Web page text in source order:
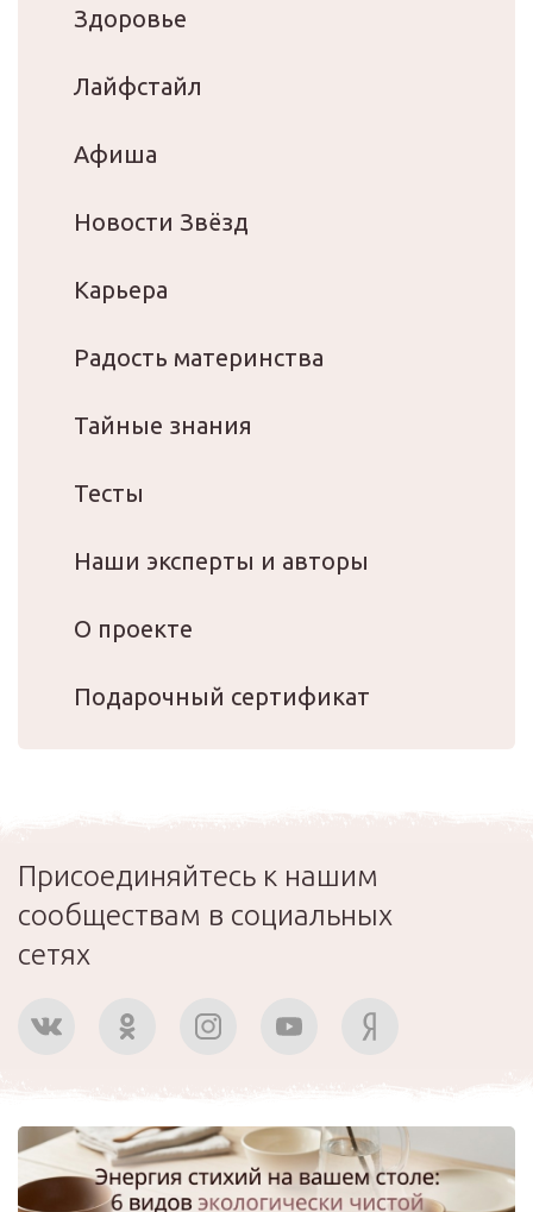
Здоровье
Лайфстайл
Афиша
Новости Звёзд
Карьера
Радость материнства
Тайные знания
Тесты
Наши эксперты и авторы
О проекте
Подарочный сертификат
Присоединяйтесь к нашим
сообществам в социальных
сетях